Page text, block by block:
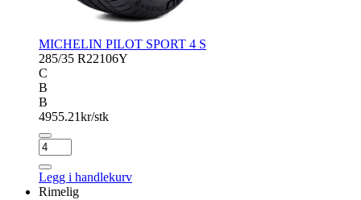
MICHELIN PILOT SPORT 4 S
285/35 R22106Y
C
B
B
4955.21kr/stk
MICHELIN
PILOT
SPORT
4
Legg i handlekurv
Rimelig